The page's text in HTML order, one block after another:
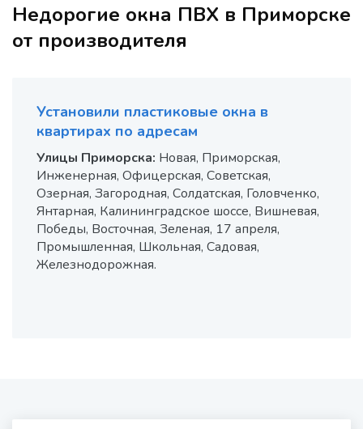
Недорогие окна ПВХ в Приморске
от производителя
Установили пластиковые окна в
квартирах по адресам
Улицы Приморска: Новая, Приморская,
Инженерная, Офицерская, Советская,
Озерная, Загородная, Солдатская, Головченко,
Янтарная, Калининградское шоссе, Вишневая,
Победы, Восточная, Зеленая, 17 апреля,
Промышленная, Школьная, Садовая,
Железнодорожная.